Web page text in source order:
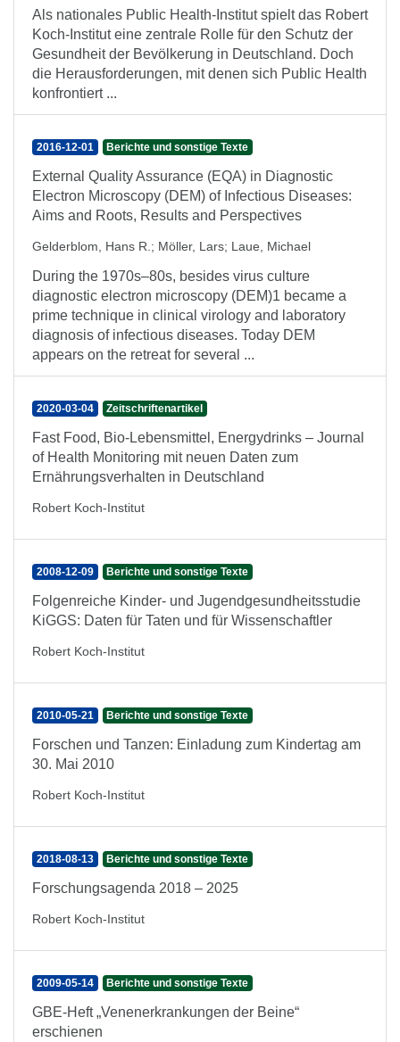
Als nationales Public Health-Institut spielt das Robert
Koch-Institut eine zentrale Rolle für den Schutz der
Gesundheit der Bevölkerung in Deutschland. Doch
die Herausforderungen, mit denen sich Public Health
konfrontiert ...
2016-12-01 Berichte und sonstige Texte
External Quality Assurance (EQA) in Diagnostic
Electron Microscopy (DEM) of Infectious Diseases:
Aims and Roots, Results and Perspectives
Gelderblom, Hans R. ; Möller, Lars; Laue, Michael
During the 1970s–80s, besides virus culture
diagnostic electron microscopy (DEM)1 became a
prime technique in clinical virology and laboratory
diagnosis of infectious diseases. Today DEM
appears on the retreat for several ...
2020-03-04 Zeitschriftenartikel
Fast Food, Bio-Lebensmittel, Energydrinks – Journal
of Health Monitoring mit neuen Daten zum
Ernährungsverhalten in Deutschland
Robert Koch-Institut
2008-12-09 Berichte und sonstige Texte
Folgenreiche Kinder- und Jugendgesundheitsstudie
KiGGS: Daten für Taten und für Wissenschaftler
Robert Koch-Institut
2010-05-21 Berichte und sonstige Texte
Forschen und Tanzen: Einladung zum Kindertag am
30. Mai 2010
Robert Koch-Institut
2018-08-13 Berichte und sonstige Texte
Forschungsagenda 2018 – 2025
Robert Koch-Institut
2009-05-14 Berichte und sonstige Texte
GBE-Heft „Venenerkrankungen der Beine“
erschienen